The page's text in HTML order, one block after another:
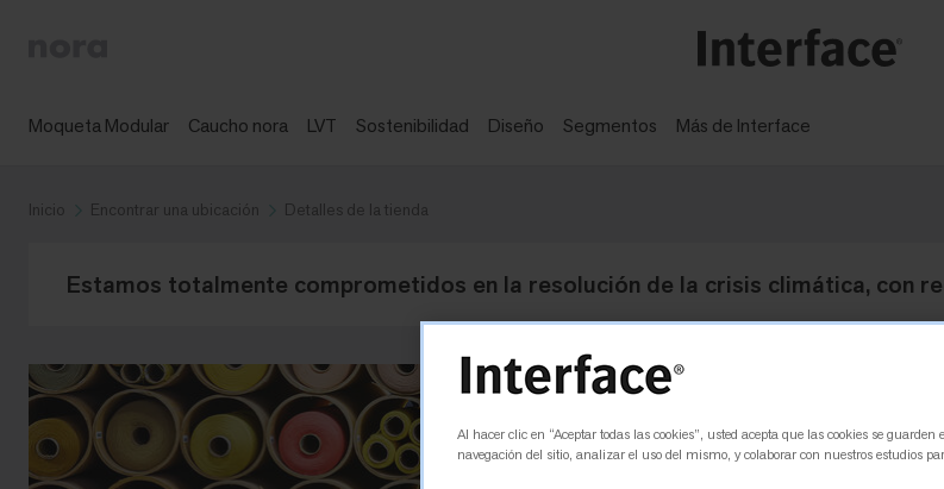
Moqueta Modular Caucho nora LVT Sostenibilidad Diseño Segmentos Más de Interface
Inicio Encontrar una ubicación Detalles de la tienda
Estamos totalmente comprometidos en la resolución de la crisis climática, con
Al hacer clic en “Aceptar todas las cookies”, usted acepta que las cookies se
navegación del sitio, analizar el uso del mismo, y colaborar con nuestros estudios